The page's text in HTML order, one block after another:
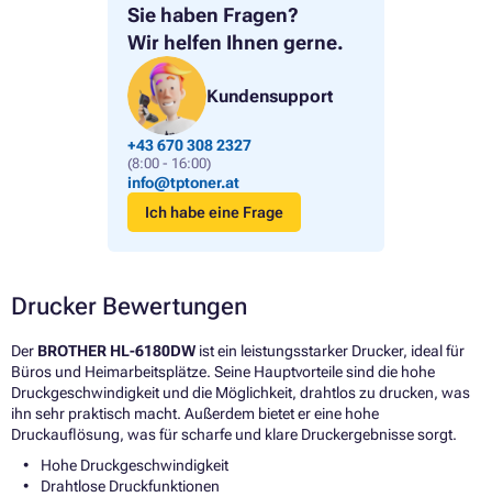
Sie haben Fragen?
Wir helfen Ihnen gerne.
Kundensupport
+43 670 308 2327
(8:00 - 16:00)
info@tptoner.at
Ich habe eine Frage
Drucker Bewertungen
Der BROTHER HL-6180DW ist ein leistungsstarker Drucker, ideal für
Büros und Heimarbeitsplätze. Seine Hauptvorteile sind die hohe
Druckgeschwindigkeit und die Möglichkeit, drahtlos zu drucken, was
ihn sehr praktisch macht. Außerdem bietet er eine hohe
Druckauflösung, was für scharfe und klare Druckergebnisse sorgt.
Hohe Druckgeschwindigkeit
Drahtlose Druckfunktionen